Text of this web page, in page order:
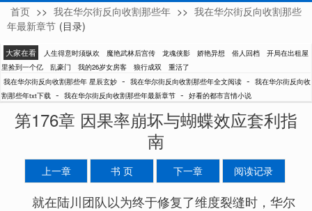
星辰玄妙
首页 >> 我在华尔街反向收割那些年 >> 我在华尔街反向收割那些
年最新章节 (目录)
大家在看 人生得意时须纵欢 魔艳武林后宫传 龙魂侠影 娇艳异想 俗人回档
开局在出租屋
里捡到一个亿
乱豪门 我的26岁女房客 狼行成双
重活了
我在华尔街反向收割那些年 星辰玄妙 - 我在华尔街反向收割那些年全文阅读 - 我在华尔街反向收
割那些年txt下载 - 我在华尔街反向收割那些年最新章节 - 好看的都市言情小说
第176章 因果率崩坏与蝴蝶效应套利指
南
上一章 书 页 下一章 阅读记录
就在陆川团队以为终于修复了维度裂缝时，华尔